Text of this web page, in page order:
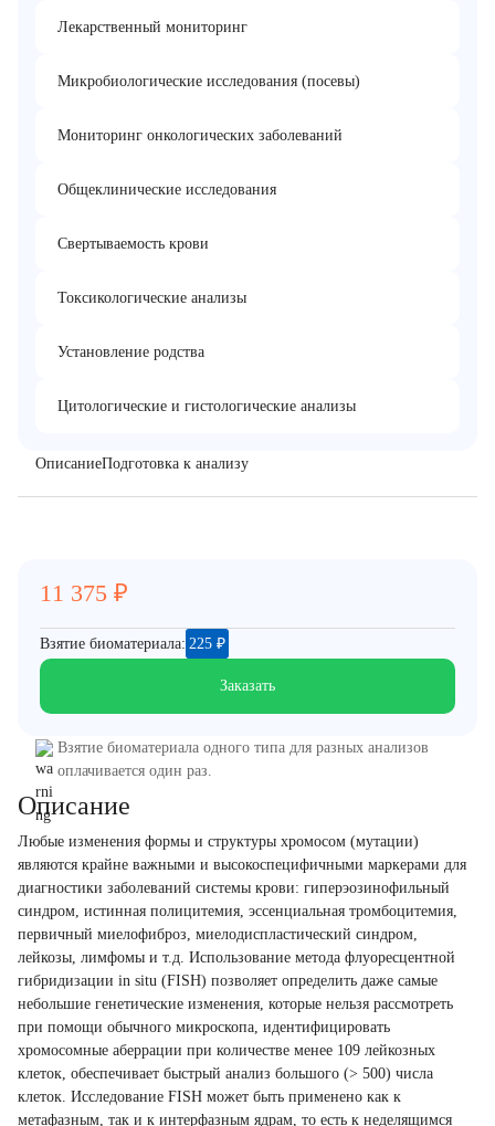
Лекарственный мониторинг
Микробиологические исследования (посевы)
Мониторинг онкологических заболеваний
Общеклинические исследования
Свертываемость крови
Токсикологические анализы
Установление родства
Цитологические и гистологические анализы
ОписаниеПодготовка к анализу
Описание
Любые изменения формы и структуры хромосом (мутации)
являются крайне важными и высокоспецифичными маркерами для
диагностики заболеваний системы крови: гиперэозинофильный
синдром, истинная полицитемия, эссенциальная тромбоцитемия,
первичный миелофиброз, миелодиспластический синдром,
лейкозы, лимфомы и т.д. Использование метода флуоресцентной
гибридизации in situ (FISH) позволяет определить даже самые
небольшие генетические изменения, которые нельзя рассмотреть
при помощи обычного микроскопа, идентифицировать
хромосомные аберрации при количестве менее 109 лейкозных
клеток, обеспечивает быстрый анализ большого (> 500) числа
клеток. Исследование FISH может быть применено как к
метафазным, так и к интерфазным ядрам, то есть к неделящимся
11 375 ₽
Взятие биоматериала: 225 ₽
Заказать
Взятие биоматериала одного типа для разных анализов
оплачивается один раз.